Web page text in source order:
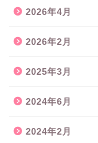
2026年4月
2026年2月
2025年3月
2024年6月
2024年2月